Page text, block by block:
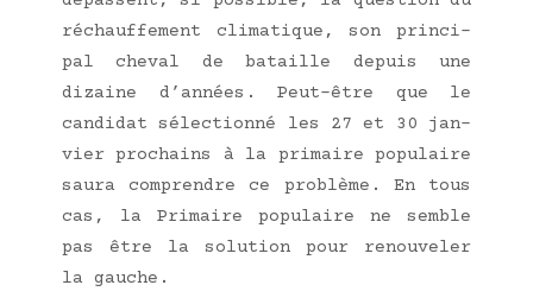
réchauf­fe­ment cli­ma­tique, son prin­ci­
pal che­val de bataille depuis une
dizaine d’an­nées. Peut-être que le
can­di­dat sélec­tion­né les 27 et 30 jan­
vier pro­chains à la pri­maire popu­laire
sau­ra com­prendre ce pro­blème. En tous
cas, la Pri­maire popu­laire ne semble
pas être la solu­tion pour renou­ve­ler
la gauche.